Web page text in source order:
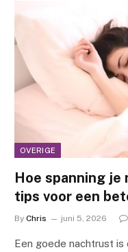
OVERIGE
Hoe spanning
tips voor een
By Chris juni 5, 2026
Een goede nachtrust